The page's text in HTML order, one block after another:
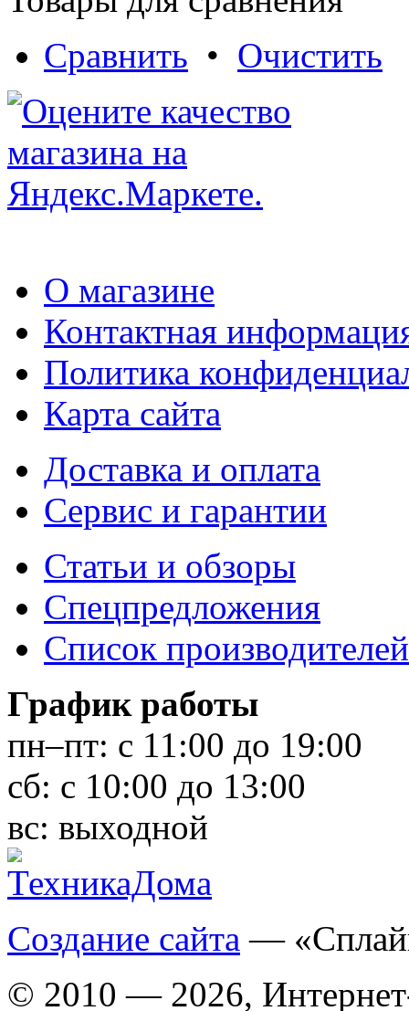
Сравнить • Очистить
О магазине
Контактная
Политика
Карта сайта
Доставка и оплата
Сервис и гарантии
Статьи и обзоры
Спецпредложения
Список производителей
График работы
пн–пт: с 11:00 до 19:00
сб: с 10:00 до 13:00
вс: выходной
Создание сайта —
© 2010 — 2026,